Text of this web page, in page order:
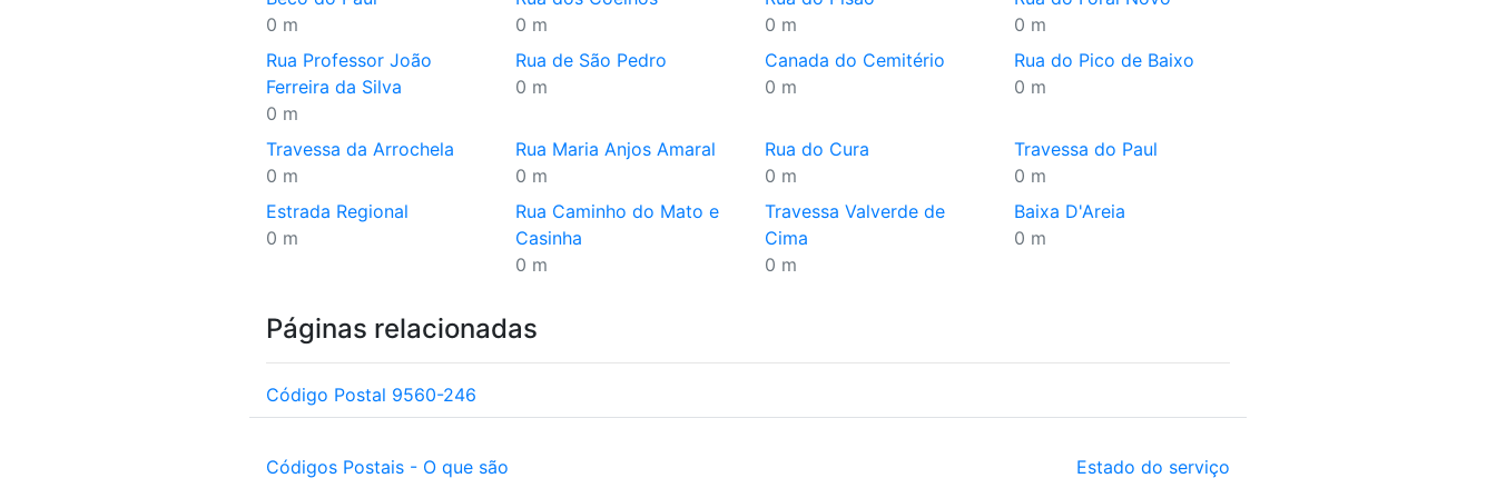
0 m
0 m
0 m
0 m
Rua Professor João
Ferreira da Silva
0 m
Rua de São Pedro
0 m
Canada do Cemitério
0 m
Rua do Pico de Baixo
0 m
Travessa da Arrochela
0 m
Rua Maria Anjos Amaral
0 m
Rua do Cura
0 m
Travessa do Paul
0 m
Estrada Regional
0 m
Rua Caminho do Mato e
Casinha
0 m
Travessa Valverde de
Cima
0 m
Baixa D'Areia
0 m
Páginas relacionadas
Código Postal 9560-246
Códigos Postais - O que são Estado do serviço